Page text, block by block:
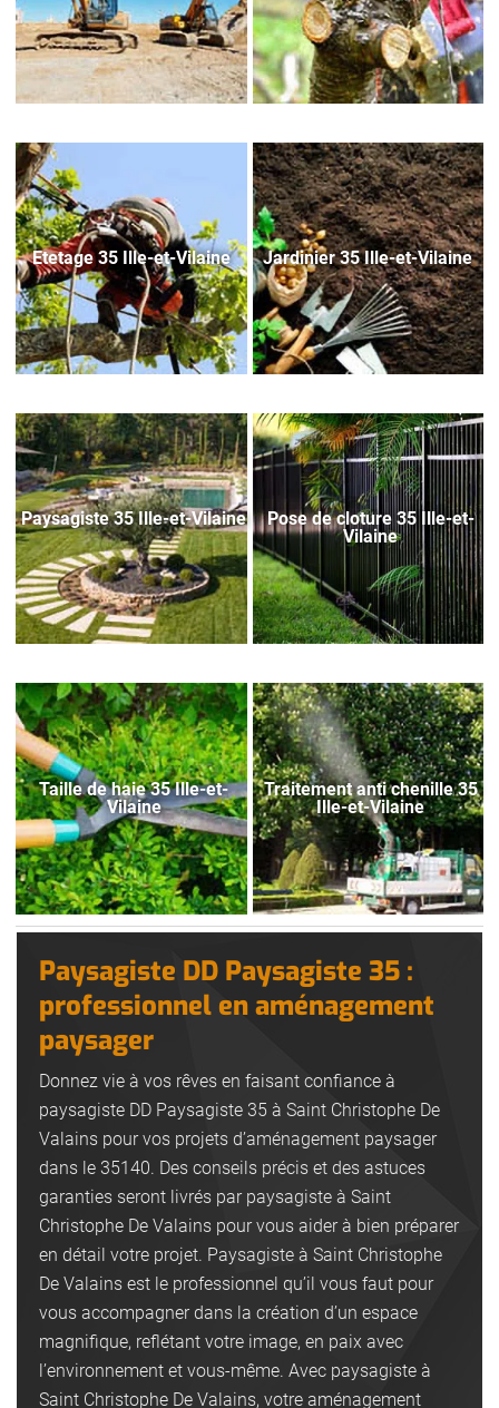
Etetage 35 Ille-et-Vilaine Jardinier 35 Ille-et-Vilaine
Paysagiste 35 Ille-et-Vilaine
Pose de cloture 35 Ille-et-
Vilaine
Taille de haie 35 Ille-et-
Vilaine
Traitement anti chenille 35
Ille-et-Vilaine
Paysagiste DD Paysagiste 35 :
professionnel en aménagement
paysager
Donnez vie à vos rêves en faisant confiance à
paysagiste DD Paysagiste 35 à Saint Christophe De
Valains pour vos projets d’aménagement paysager
dans le 35140. Des conseils précis et des astuces
garanties seront livrés par paysagiste à Saint
Christophe De Valains pour vous aider à bien préparer
en détail votre projet. Paysagiste à Saint Christophe
De Valains est le professionnel qu’il vous faut pour
vous accompagner dans la création d’un espace
magnifique, reflétant votre image, en paix avec
l’environnement et vous-même. Avec paysagiste à
Saint Christophe De Valains, votre aménagement